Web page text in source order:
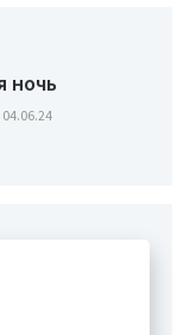
ночь
Любовь